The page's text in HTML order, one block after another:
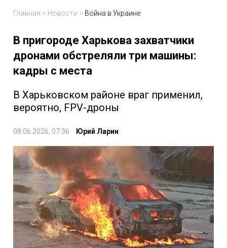
Главная > Новости > Война в Украине
В пригороде Харькова захватчики
дронами обстреляли три машины:
кадры с места
В Харьковском районе враг применил,
вероятно, FPV-дроны
08.06.2026, 07:36 Юрий Ларин